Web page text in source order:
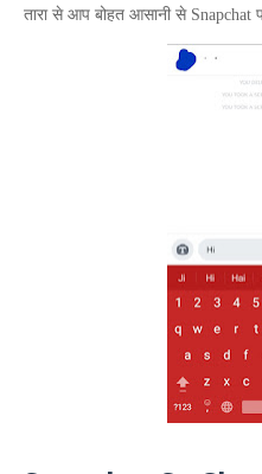
तारा से आप बोहत आसानी से Snapchat